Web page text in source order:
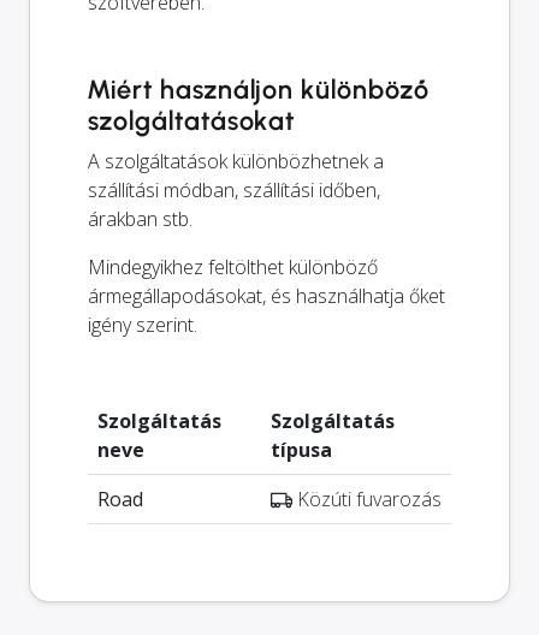
Miért használjon különböző
szolgáltatásokat
A szolgáltatások különbözhetnek a
szállítási módban, szállítási időben,
árakban stb.
Mindegyikhez feltölthet különböző
ármegállapodásokat, és használhatja őket
igény szerint.
Szolgáltatás
neve
Szolgáltatás
típusa
Road
Közúti fuvarozás